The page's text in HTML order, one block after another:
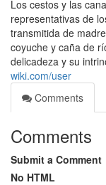
Los cestos y las
representativas de
transmitida de
coyuche y caña de
delicadeza y su
wiki.com/user
Comments
Comments
Submit a Comment
No HTML